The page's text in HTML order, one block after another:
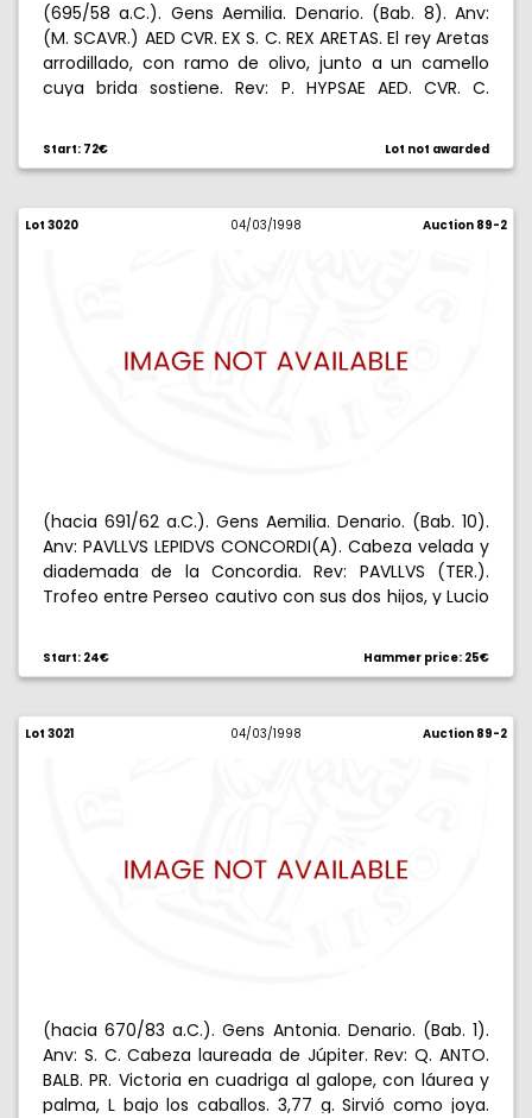
(695/58 a.C.). Gens Aemilia. Denario. (Bab. 8). Anv:
(M. SCAVR.) AED CVR. EX S. C. REX ARETAS. El rey Aretas
arrodillado, con ramo de olivo, junto a un camello
cuya brida sostiene. Rev: P. HYPSAE AED. CVR. C.
a izquierda, escorpión debajo. 3,67 g. Escasa. MBC+.
Start: 72€ Lot not awarded
Lot 3020 04/03/1998 Auction 89-2
(hacia 691/62 a.C.). Gens Aemilia. Denario. (Bab. 10).
Anv: PAVLLVS LEPIDVS CONCORDI(A). Cabeza velada y
diademada de la Concordia. Rev: PAVLLVS (TER.).
Trofeo entre Perseo cautivo con sus dos hijos, y Lucio
Start: 24€ Hammer price: 25€
Lot 3021 04/03/1998 Auction 89-2
(hacia 670/83 a.C.). Gens Antonia. Denario. (Bab. 1).
Anv: S. C. Cabeza laureada de Júpiter. Rev: Q. ANTO.
BALB. PR. Victoria en cuadriga al galope, con láurea y
palma, L bajo los caballos. 3,77 g. Sirvió como joya.